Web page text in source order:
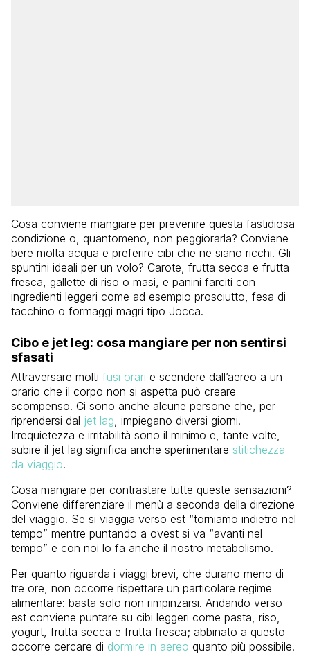
Cosa conviene mangiare per prevenire questa fastidiosa
condizione o, quantomeno, non peggiorarla? Conviene
bere molta acqua e preferire cibi che ne siano ricchi. Gli
spuntini ideali per un volo? Carote, frutta secca e frutta
fresca, gallette di riso o masi, e panini farciti con
ingredienti leggeri come ad esempio prosciutto, fesa di
tacchino o formaggi magri tipo Jocca.
Cibo e jet leg: cosa mangiare per non sentirsi
sfasati
Attraversare molti fusi orari e scendere dall’aereo a un
orario che il corpo non si aspetta può creare
scompenso. Ci sono anche alcune persone che, per
riprendersi dal jet lag , impiegano diversi giorni.
Irrequietezza e irritabilità sono il minimo e, tante volte,
subire il jet lag significa anche sperimentare stitichezza
da viaggio.
Cosa mangiare per contrastare tutte queste sensazioni?
Conviene differenziare il menù a seconda della direzione
del viaggio. Se si viaggia verso est “torniamo indietro nel
tempo” mentre puntando a ovest si va “avanti nel
tempo” e con noi lo fa anche il nostro metabolismo.
Per quanto riguarda i viaggi brevi, che durano meno di
tre ore, non occorre rispettare un particolare regime
alimentare: basta solo non rimpinzarsi. Andando verso
est conviene puntare su cibi leggeri come pasta, riso,
yogurt, frutta secca e frutta fresca; abbinato a questo
occorre cercare di dormire in aereo quanto più possibile.